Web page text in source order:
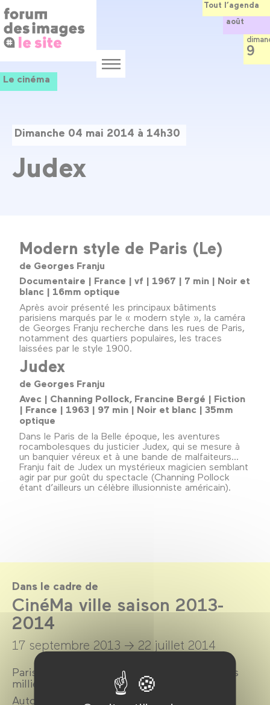
au
contenu
principal
Menu
Le cinéma
Dimanche 04 mai 2014 à 14h30
Judex
Modern style de Paris (Le)
de Georges Franju
Documentaire | France | vf | 1967 | 7 min | Noir et
blanc | 16mm optique
Après avoir présenté les principaux bâtiments
parisiens marqués par le « modern style », la caméra
de Georges Franju recherche dans les rues de Paris,
notamment des quartiers populaires, les traces
laissées par le style 1900.
Judex
de Georges Franju
Avec | Channing Pollock, Francine Bergé | Fiction
| France | 1963 | 97 min | Noir et blanc | 35mm
optique
Dans le Paris de la Belle époque, les aventures
rocambolesques du justicier Judex, qui se mesure à
un banquier véreux et à une bande de malfaiteurs...
Franju fait de Judex un mystérieux magicien semblant
agir par pur goût du spectacle (Channing Pollock
étant d’ailleurs un célèbre illusionniste américain).
Dans le cadre de
CinéMa ville saison 2013-
2014
17 septembre 2013 → 22 juillet 2014
Paris, ville lumière, ville cinéma, a inspiré des
milliers de films.
Autour d’un réalisateur, d’un acteur, d’un
Tout l’agenda
août
9